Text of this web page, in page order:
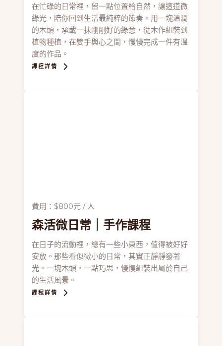
在忙碌的日常裡，留一點位置給自然，讓這道微
綠光，陪你回到生活最純粹的節奏。用一塊溫潤
的木頭，承載一抹剛剛好的綠意，從木作組裝到
植物種植，在雙手與心之間，慢慢完成一件有溫
度的作品。
課程詳情
費用：$800元 / 人
森活微日常 ｜手作課程
在日子的流動裡，總有一些小東西，值得被好好
安放。那些看似微小的日常，其實正靜靜發著
光。一塊木頭，一點巧思，慢慢組裝出屬於自己
的生活風景。
課程詳情